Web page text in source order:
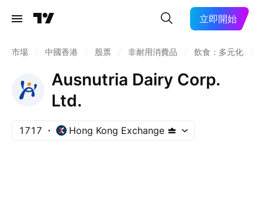
立即開始
市場 中國香港 股票 非耐用消費品 飲食：多元化
Ausnutria Dairy Corp.
Ltd.
1717 Hong Kong Exchange